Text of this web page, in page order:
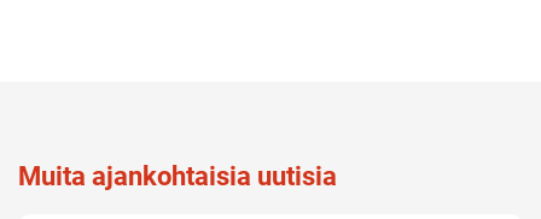
Muita ajankohtaisia uutisia